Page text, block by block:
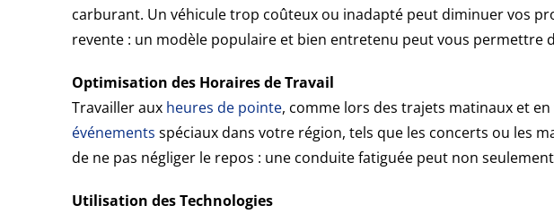
carburant. Un véhicule trop coûteux ou inadapté peut diminuer vos
revente : un modèle populaire et bien entretenu peut vous
Optimisation des Horaires de Travail
Travailler aux heures de pointe, comme lors des trajets matinaux et
événements spéciaux dans votre région, tels que les concerts ou les
de ne pas négliger le repos : une conduite fatiguée peut non
Utilisation des Technologies